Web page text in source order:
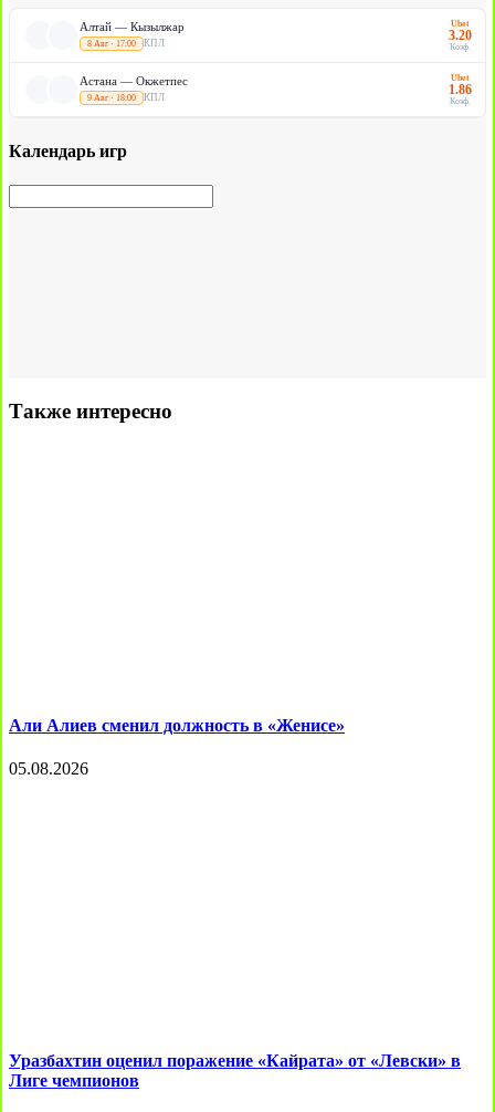
Алтай — Кызылжар
8 Авг · 17:00 КПЛ
Ubet
3.20
Коэф.
Астана — Окжетпес
9 Авг · 18:00 КПЛ
Ubet
1.86
Коэф.
Календарь игр
Также интересно
Али Алиев сменил должность в «Женисе»
05.08.2026
Уразбахтин оценил поражение «Кайрата» от «Левски» в
Лиге чемпионов